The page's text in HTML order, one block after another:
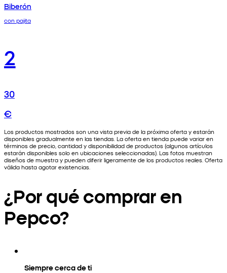
Biberón
con pajita
2
30
€
Los productos mostrados son una vista previa de la próxima oferta y estarán
disponibles gradualmente en las tiendas. La oferta en tienda puede variar en
términos de precio, cantidad y disponibilidad de productos (algunos artículos
estarán disponibles solo en ubicaciones seleccionadas). Las fotos muestran
diseños de muestra y pueden diferir ligeramente de los productos reales. Oferta
válida hasta agotar existencias.
¿Por qué comprar en
Pepco?
Siempre cerca de ti